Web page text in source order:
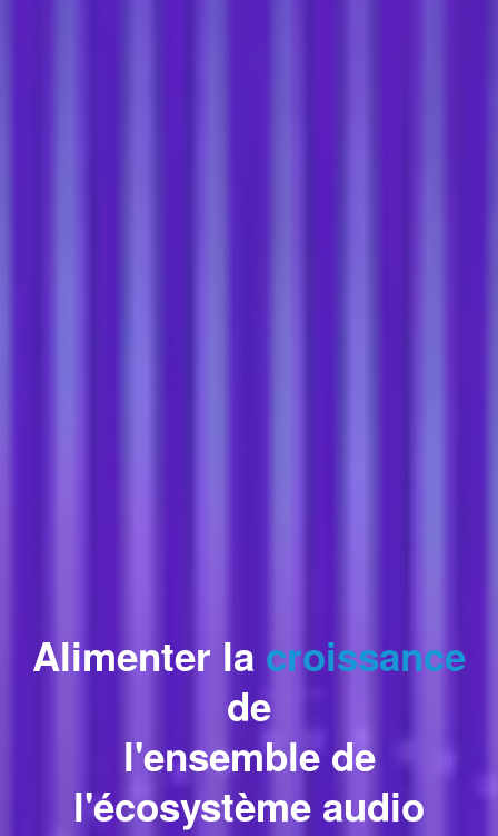
Alimenter la croissance
de
l'ensemble de
l'écosystème audio